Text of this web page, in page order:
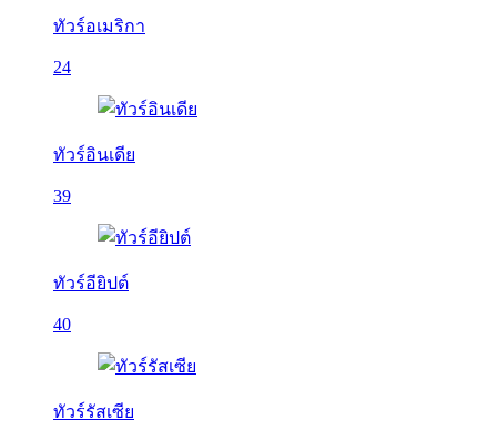
ทัวร์อเมริกา
24
ทัวร์อินเดีย
39
ทัวร์อียิปต์
40
ทัวร์รัสเซีย